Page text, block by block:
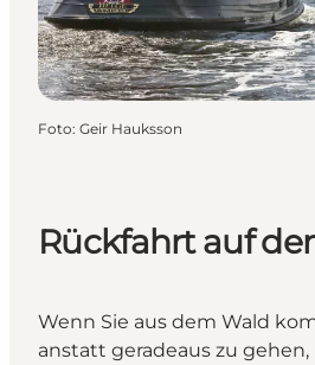
Foto: Geir Hauksson
Rückfahrt auf
Wenn Sie aus dem Wald
anstatt geradeaus zu